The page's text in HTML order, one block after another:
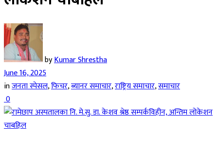
byKumar Shrestha
June 16, 2025
inजनता स्पेसल,फिचर,ब्यानर समाचार,राष्ट्रिय समाचार,समाचार
0